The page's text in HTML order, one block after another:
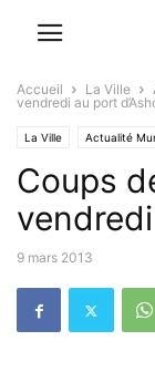
Accueil La Ville
vendredi au port
La Ville Actualité
Coups
9 mars 2013